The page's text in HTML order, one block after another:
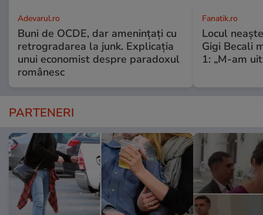
Adevarul.ro
Buni de OCDE, dar amenințați cu
retrogradarea la junk. Explicația
unui economist despre paradoxul
românesc
Fanatik.ro
Locul
Gigi Becali
1: „M-am
PARTENERI